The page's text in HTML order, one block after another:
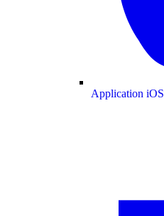
Application iOS